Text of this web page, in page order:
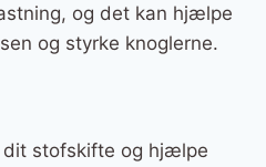
og det kan hjælpe
og styrke knoglerne.
stofskifte og hjælpe